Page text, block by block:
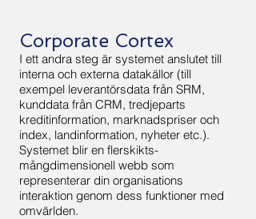
Corporate Cortex
I ett andra steg är systemet anslutet till
interna och externa datakällor (till
exempel leverantörsdata från SRM,
kunddata från CRM, tredjeparts
kreditinformation, marknadspriser och
index, landinformation, nyheter etc.).
Systemet blir en flerskikts-
mångdimensionell webb som
representerar din organisations
interaktion genom dess funktioner med
omvärlden.